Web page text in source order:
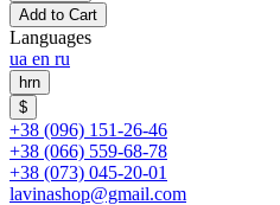
Add to Cart
Languages
ua en ru
hrn
$
+38 (096) 151-26-46
+38 (066) 559-68-78
+38 (073) 045-20-01
lavinashop@gmail.com